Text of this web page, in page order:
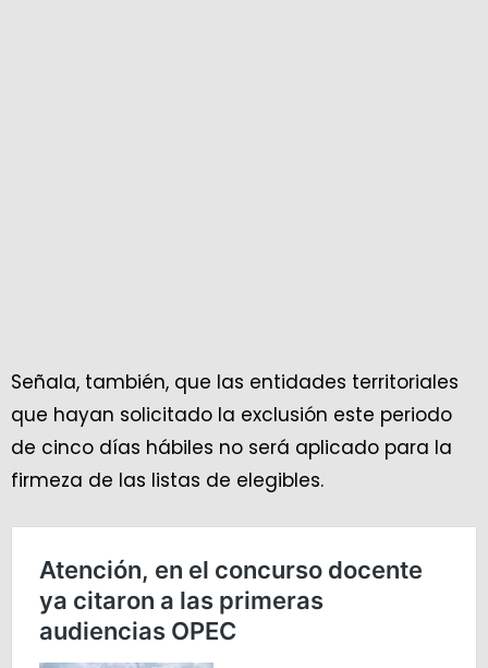
Señala, también, que las entidades territoriales
que hayan solicitado la exclusión este periodo
de cinco días hábiles no será aplicado para la
firmeza de las listas de elegibles.